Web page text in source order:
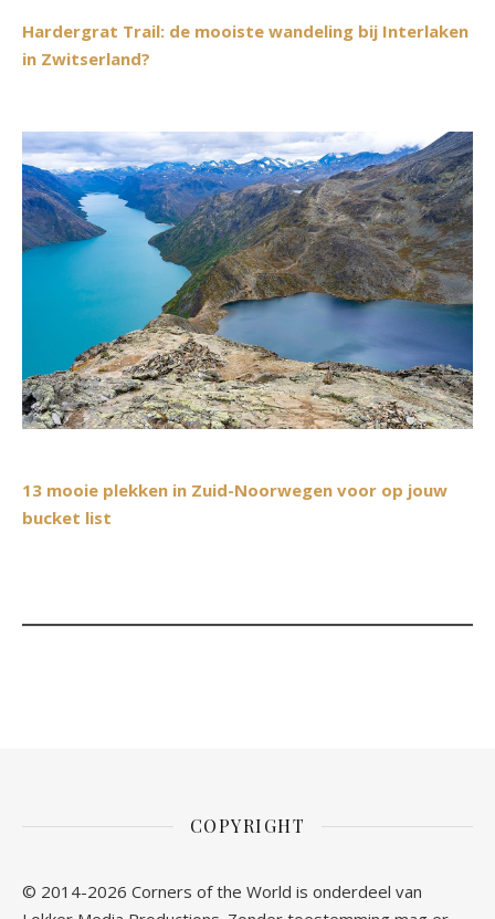
Hardergrat Trail: de mooiste wandeling bij Interlaken
in Zwitserland?
13 mooie plekken in Zuid-Noorwegen voor op jouw
bucket list
COPYRIGHT
© 2014-2026 Corners of the World is onderdeel van